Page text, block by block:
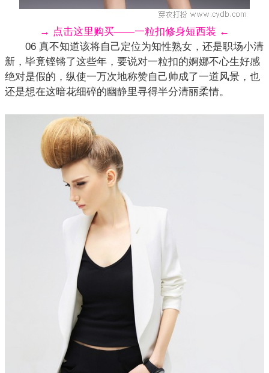
→ 点击这里购买——一粒扣修身短西装 ←
06 真不知道该将自己定位为知性熟女，还是职场小清
新，毕竟铿锵了这些年，要说对一粒扣的婀娜不心生好感
绝对是假的，纵使一万次地称赞自己帅成了一道风景，也
还是想在这暗花细碎的幽静里寻得半分清丽柔情。